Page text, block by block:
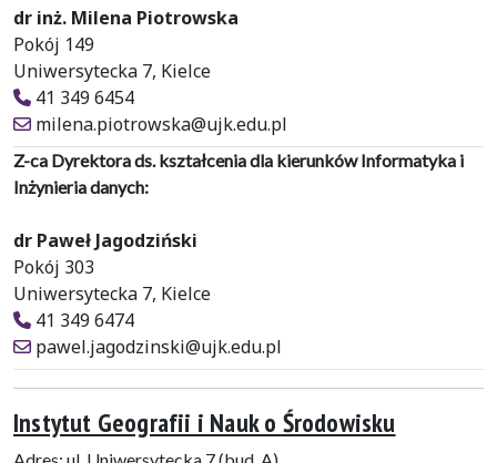
dr inż. Milena Piotrowska
Pokój 149
Uniwersytecka 7, Kielce
41 349 6454
milena.piotrowska@ujk.edu.pl
Z-ca Dyrektora ds. kształcenia dla kierunków Informatyka i
Inżynieria danych:
dr Paweł Jagodziński
Pokój 303
Uniwersytecka 7, Kielce
41 349 6474
pawel.jagodzinski@ujk.edu.pl
Instytut Geografii i Nauk o Środowisku